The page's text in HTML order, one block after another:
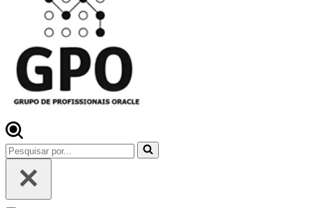
Pesquisar
por...